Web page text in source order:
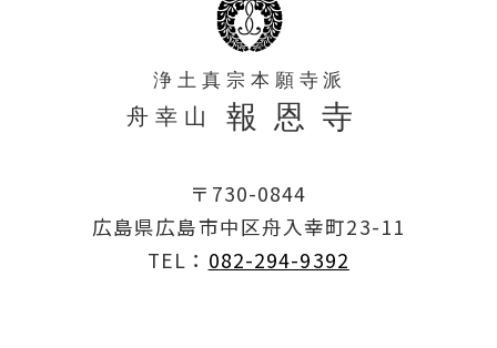
〒730-0844
広島県広島市中区舟入幸町23-11
TEL： 082-294-9392